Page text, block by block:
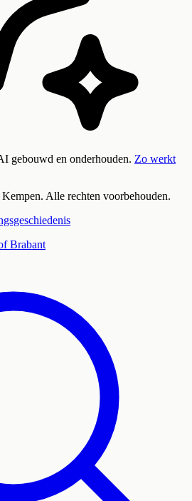
gebouwd en onderhouden. Zo werkt
Alle rechten voorbehouden.
Brabant